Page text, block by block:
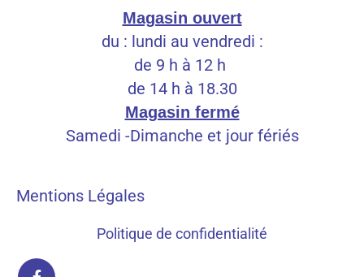
Magasin ouvert
du : lundi au vendredi :
de 9 h à 12 h
de 14 h à 18.30
Magasin fermé
Samedi -Dimanche et jour fériés
Mentions Légales
Politique de confidentialité